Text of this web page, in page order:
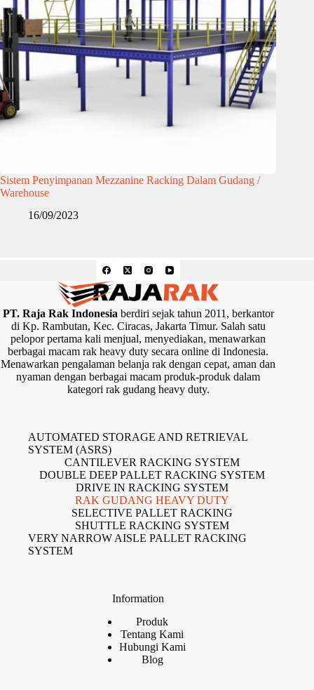
Sistem Penyimpanan Mezzanine Racking Dalam Gudang /
Warehouse
16/09/2023
PT. Raja Rak Indonesiaberdiri sejak tahun 2011, berkantor
di Kp. Rambutan, Kec. Ciracas, Jakarta Timur. Salah satu
pelopor pertama kali menjual, menyediakan, menawarkan
berbagai macam rak heavy duty secara online di Indonesia.
Menawarkan pengalaman belanja rak dengan cepat, aman dan
nyaman dengan berbagai macam produk-produk dalam
kategori rak gudang heavy duty.
AUTOMATED STORAGE AND RETRIEVAL
SYSTEM (ASRS)
CANTILEVER RACKING SYSTEM
DOUBLE DEEP PALLET RACKING SYSTEM
DRIVE IN RACKING SYSTEM
RAK GUDANG HEAVY DUTY
SELECTIVE PALLET RACKING
SHUTTLE RACKING SYSTEM
VERY NARROW AISLE PALLET RACKING
SYSTEM
Information
Produk
Tentang Kami
Hubungi Kami
Blog